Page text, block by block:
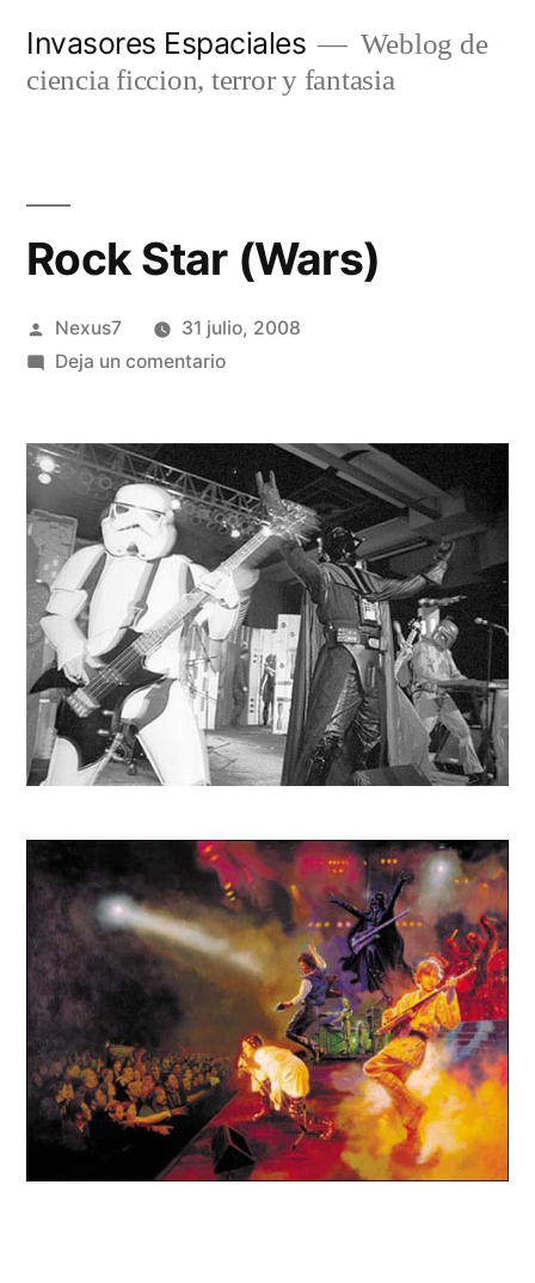
Invasores Espaciales
Weblog de
ciencia ficcion, terror y fantasia
Rock Star (Wars)
Publicado
por
Nexus7
31 julio, 2008
Deja un comentarioen
(Wars)